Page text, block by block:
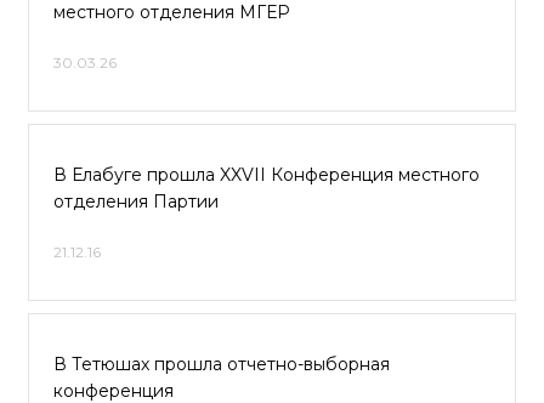
местного отделения МГЕР
30.03.26
В Елабуге прошла XXVII Конференция местного
отделения Партии
21.12.16
В Тетюшах прошла отчетно-выборная
конференция